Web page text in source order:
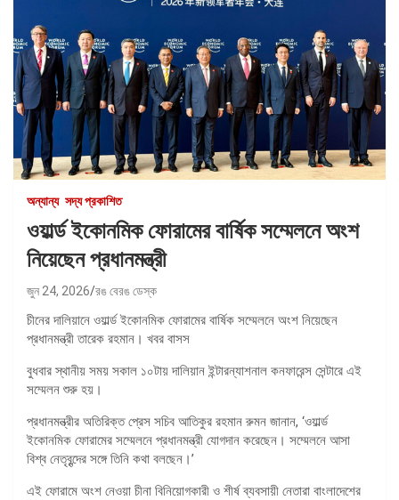
অন্যান্য সদ্য প্রকাশিত
ওয়ার্ল্ড ইকোনমিক ফোরামের বার্ষিক সম্মেলনে অংশ
নিয়েছেন প্রধানমন্ত্রী
জুন 24, 2026 রঙ বেরঙ ডেস্ক
চীনের দালিয়ানে ওয়ার্ল্ড ইকোনমিক ফোরামের বার্ষিক সম্মেলনে অংশ নিয়েছেন
প্রধানমন্ত্রী তারেক রহমান। খবর বাসস
বুধবার স্থানীয় সময় সকাল ১০টায় দালিয়ান ইন্টারন্যাশনাল কনফারেন্স সেন্টারে এই
সম্মেলন শুরু হয়।
প্রধানমন্ত্রীর অতিরিক্ত প্রেস সচিব আতিকুর রহমান রুমন জানান, ‘ওয়ার্ল্ড
ইকোনমিক ফোরামের সম্মেলনে প্রধানমন্ত্রী যোগদান করেছেন। সম্মেলনে আসা
বিশ্ব নেতৃবৃন্দের সঙ্গে তিনি কথা বলছেন।’
এই ফোরামে অংশ নেওয়া চীনা বিনিয়োগকারী ও শীর্ষ ব্যবসায়ী নেতারা বাংলাদেশের